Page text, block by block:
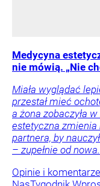
Medycyna
nie mówią. „Nie
Miała wyglądać
przestał mieć
a żona zobaczyła
estetyczna zmienia
partnera, by
– zupełnie od nowa.
Opinie i komentarze